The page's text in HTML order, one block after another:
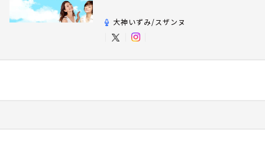
大神いずみ/スザンヌ